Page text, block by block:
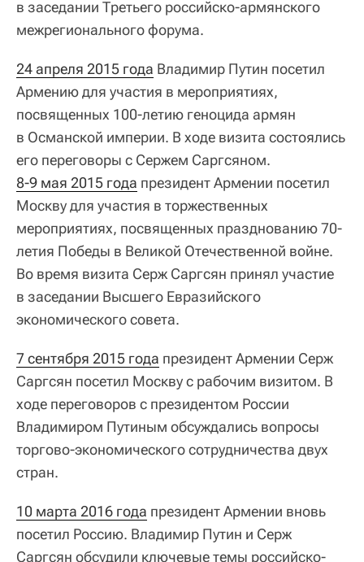
в заседании Третьего российско-армянского
межрегионального форума.
24 апреля 2015 года Владимир Путин посетил
Армению для участия в мероприятиях,
посвященных 100-летию геноцида армян
в Османской империи. В ходе визита состоялись
его переговоры с Сержем Саргсяном.
8-9 мая 2015 года президент Армении посетил
Москву для участия в торжественных
мероприятиях, посвященных празднованию 70-
летия Победы в Великой Отечественной войне.
Во время визита Серж Саргсян принял участие
в заседании Высшего Евразийского
экономического совета.
7 сентября 2015 года президент Армении Серж
Саргсян посетил Москву с рабочим визитом. В
ходе переговоров с президентом России
Владимиром Путиным обсуждались вопросы
торгово-экономического сотрудничества двух
стран.
10 марта 2016 года президент Армении вновь
посетил Россию. Владимир Путин и Серж
Саргсян обсудили ключевые темы российско-